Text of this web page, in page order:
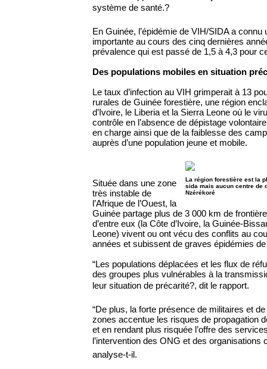
système de santé.?
En Guinée, l’épidémie de VIH/SIDA a connu
importante au cours des cinq dernières
prévalence qui est passé de 1,5 à 4,3 pour
Des populations mobiles en situation
Le taux d’infection au VIH grimperait à 13
rurales de Guinée forestière, une région
d’Ivoire, le Liberia et la Sierra Leone où le
contrôle en l’absence de dépistage
en charge ainsi que de la faiblesse des
auprès d’une population jeune et mobile.
La région forestière est la
sida mais aucun centre de
Nzérékoré
Située dans une zone
très instable de
l’Afrique de l’Ouest, la
Guinée partage plus de 3 000 km de
d’entre eux (la Côte d’Ivoire, la Guinée-
Leone) vivent ou ont vécu des conflits au
années et subissent de graves épidémies
“Les populations déplacées et les flux de
des groupes plus vulnérables à la
leur situation de précarité?, dit le rapport.
“De plus, la forte présence de militaires et
zones accentue les risques de propagation
et en rendant plus risquée l’offre des
l’intervention des ONG et des organisations
analyse-t-il.